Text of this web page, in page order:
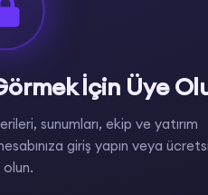
İçin Üye
sunumları, ekip ve yatırım
giriş yapın veya